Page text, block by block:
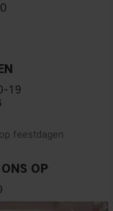
19
feestdagen
OP